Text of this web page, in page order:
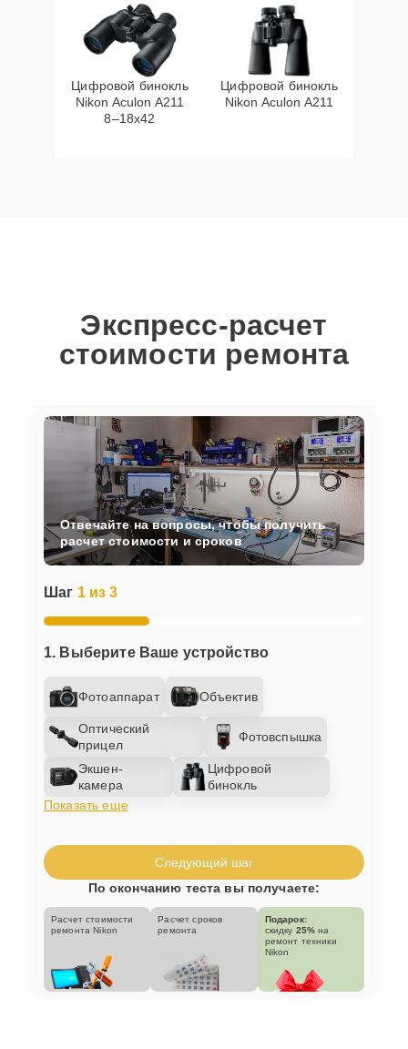
Цифровой бинокль
Nikon Aculon A211
8–18x42
Цифровой бинокль
Nikon Aculon A211
Экспресс-расчет
стоимости ремонта
Шаг 1 из 3
1. Выберите Ваше устройство
Фотоаппарат Объектив
Оптический
прицел
Фотовспышка
Экшен-
камера
Цифровой
бинокль
Показать еще
Отвечайте на вопросы, чтобы получить
расчет стоимости и сроков
Следующий шаг
По окончанию теста вы получаете:
Расчет стоимости
ремонта Nikon
Расчет сроков
ремонта
Подарок:
скидку 25% на
ремонт техники
Nikon